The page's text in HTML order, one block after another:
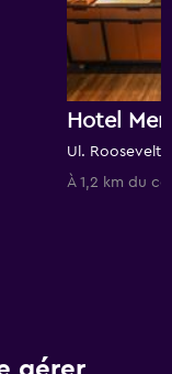
À 1,2 km du